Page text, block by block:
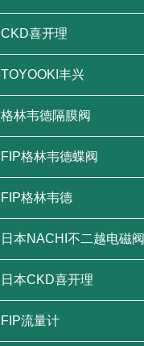
CKD喜开理
TOYOOKI丰兴
格林韦德隔膜阀
FIP格林韦德蝶阀
FIP格林韦德
日本NACHI不二越电磁阀
日本CKD喜开理
FIP流量计